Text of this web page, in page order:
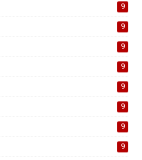
9
9
9
9
9
9
9
9